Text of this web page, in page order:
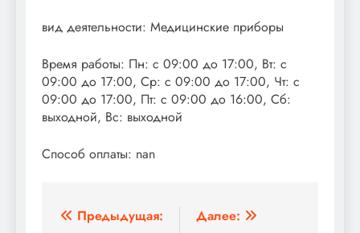
вид деятельности: Медицинские приборы
Время работы: Пн: с 09:00 до 17:00, Вт: с
09:00 до 17:00, Ср: с 09:00 до 17:00, Чт: с
09:00 до 17:00, Пт: с 09:00 до 16:00, Сб:
выходной, Вс: выходной
Способ оплаты: nan
Навигация
Предыдущая:
Далее: